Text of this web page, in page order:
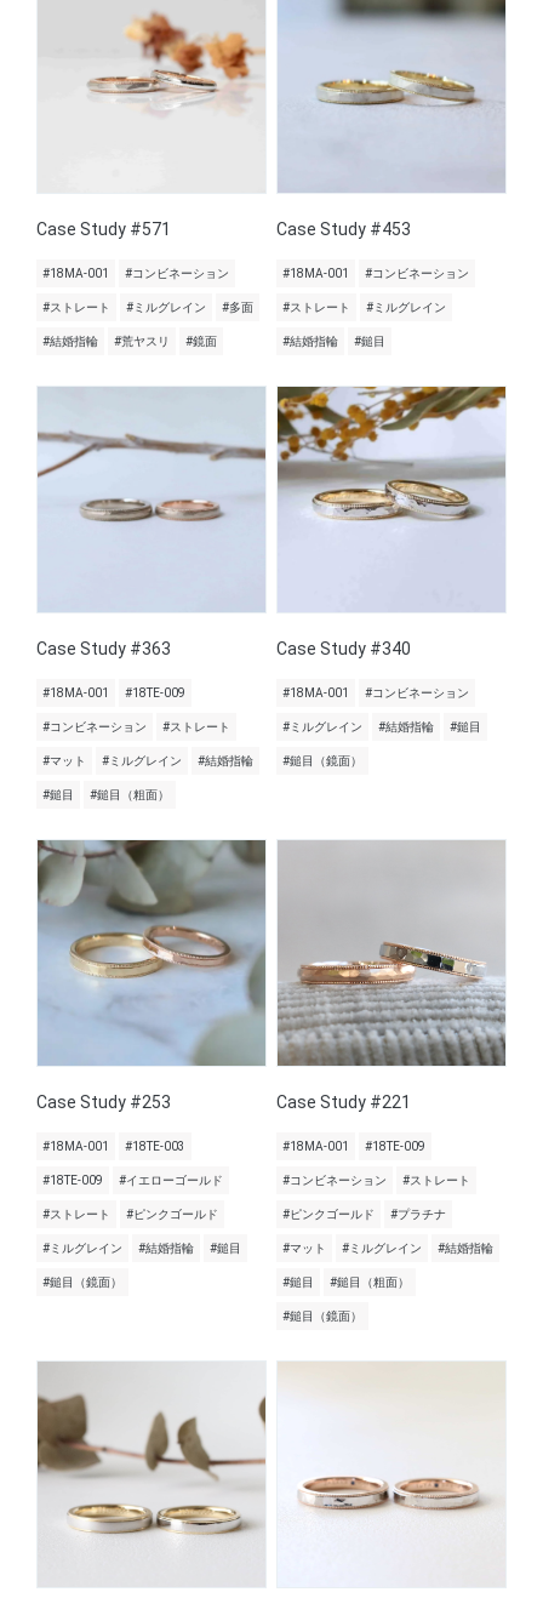
Case Study #571
#18MA-001 #コンビネーション
#ストレート #ミルグレイン #多面
#結婚指輪 #荒ヤスリ #鏡面
Case Study #453
#18MA-001 #コンビネーション
#ストレート #ミルグレイン
#結婚指輪 #鎚目
Case Study #363
#18MA-001 #18TE-009
#コンビネーション #ストレート
#マット #ミルグレイン #結婚指輪
#鎚目 #鎚目（粗面）
Case Study #340
#18MA-001 #コンビネーション
#ミルグレイン #結婚指輪 #鎚目
#鎚目（鏡面）
Case Study #253
#18MA-001 #18TE-003
#18TE-009 #イエローゴールド
#ストレート #ピンクゴールド
#ミルグレイン #結婚指輪 #鎚目
#鎚目（鏡面）
Case Study #221
#18MA-001 #18TE-009
#コンビネーション #ストレート
#ピンクゴールド #プラチナ
#マット #ミルグレイン #結婚指輪
#鎚目 #鎚目（粗面）
#鎚目（鏡面）